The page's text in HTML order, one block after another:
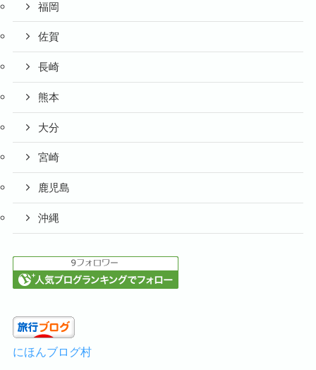
福岡
佐賀
長崎
熊本
大分
宮崎
鹿児島
沖縄
にほんブログ村